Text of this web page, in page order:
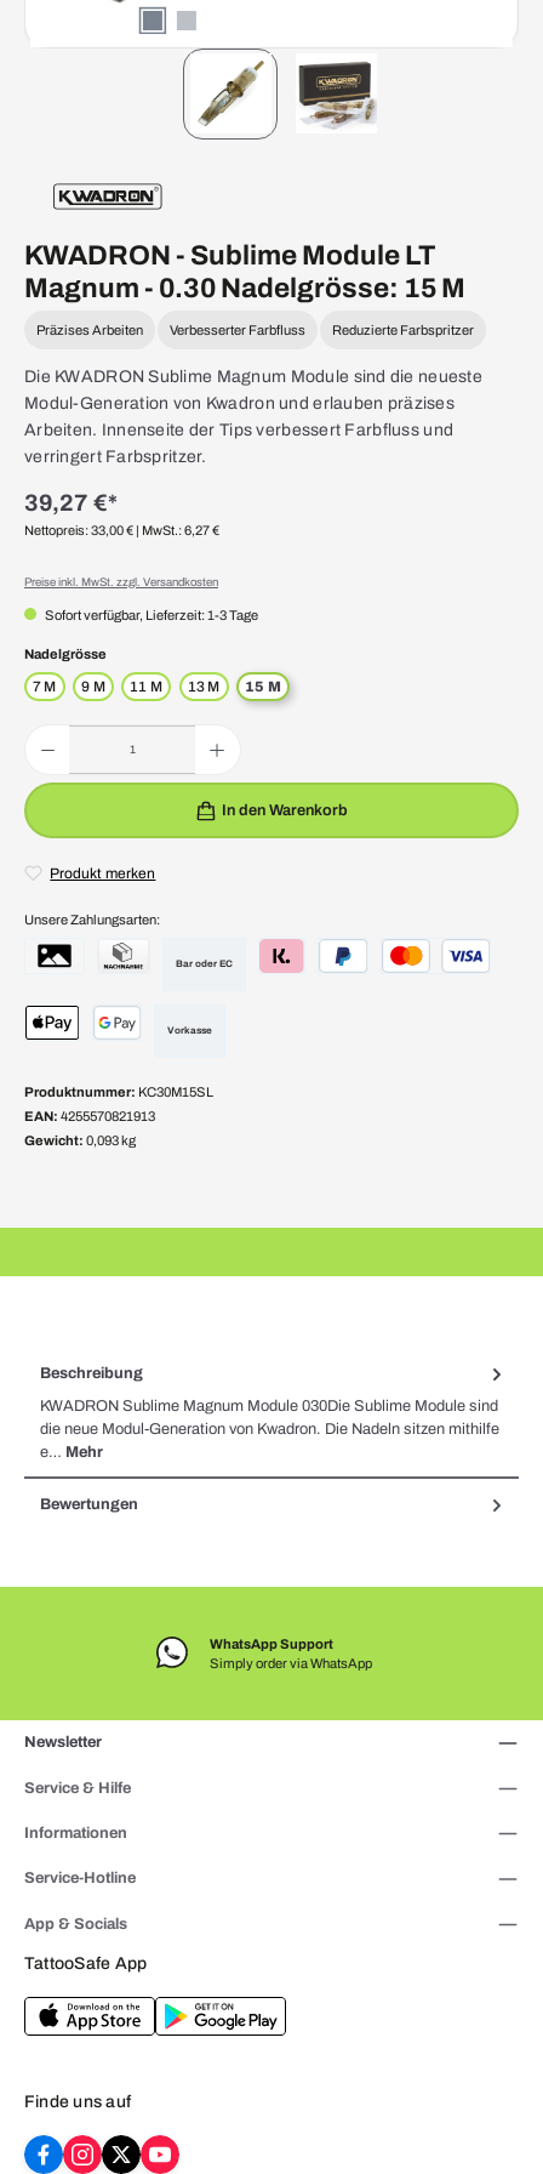
KWADRON - Sublime Module LT
Magnum - 0.30 Nadelgrösse: 15 M
Präzises Arbeiten Verbesserter Farbfluss Reduzierte Farbspritzer
Die KWADRON Sublime Magnum Module sind die neueste
Modul-Generation von Kwadron und erlauben präzises
Arbeiten. Innenseite der Tips verbessert Farbfluss und
verringert Farbspritzer.
39,27 €*
Nettopreis: 33,00 € | MwSt.: 6,27 €
Preise inkl. MwSt. zzgl. Versandkosten
Sofort verfügbar, Lieferzeit: 1-3 Tage
Nadelgrösse
7 M 9 M 11 M 13 M 15 M
In den Warenkorb
Produkt merken
Unsere Zahlungsarten:
Vorkasse
Bar oder EC
Produktnummer: KC30M15SL
EAN: 4255570821913
Gewicht: 0,093 kg
Beschreibung
KWADRON Sublime Magnum Module 030Die Sublime Module sind
die neue Modul-Generation von Kwadron. Die Nadeln sitzen mithilfe
e… Mehr
Bewertungen
WhatsApp Support
Simply order via WhatsApp
Newsletter
App & Socials
TattooSafe App
Finde uns auf
Service & Hilfe
Informationen
Service-Hotline